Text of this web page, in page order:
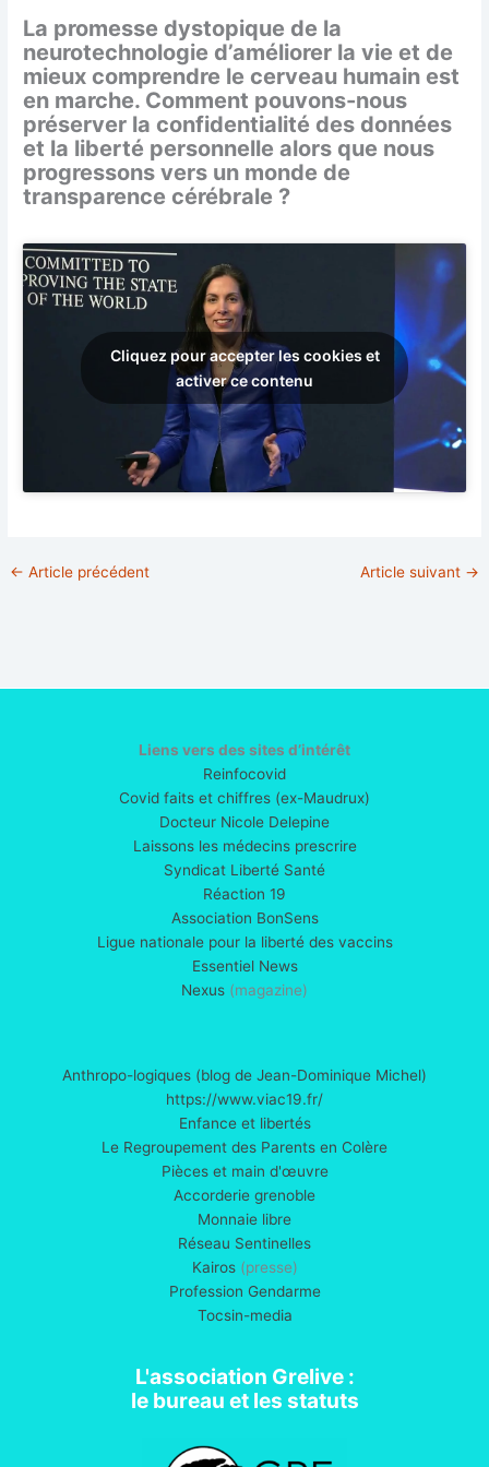
La promesse dystopique de la
neurotechnologie d’améliorer la vie et de
mieux comprendre le cerveau humain est
en marche. Comment pouvons-nous
préserver la confidentialité des données
et la liberté personnelle alors que nous
progressons vers un monde de
transparence cérébrale ?
Cliquez pour accepter les cookies et
activer ce contenu
← Article précédent Article suivant →
Liens vers des sites d’intérêt
Reinfocovid
Covid faits et chiffres (ex-Maudrux)
Docteur Nicole Delepine
Laissons les médecins prescrire
Syndicat Liberté Santé
Réaction 19
Association BonSens
Ligue nationale pour la liberté des vaccins
Essentiel News
Nexus (magazine)
Anthropo-logiques (blog de Jean-Dominique Michel)
https://www.viac19.fr/
Enfance et libertés
Le Regroupement des Parents en Colère
Pièces et main d'œuvre
Accorderie grenoble
Monnaie libre
Réseau Sentinelles
Kairos(presse)
Profession Gendarme
Tocsin-media
L'association Grelive :
le bureau et les statuts